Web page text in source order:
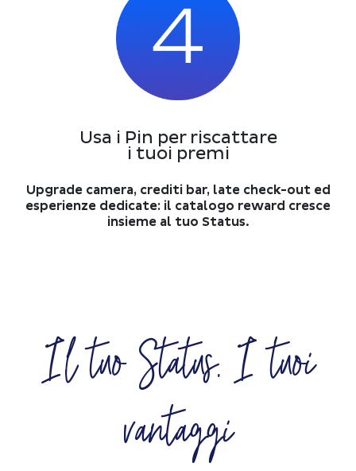
Usa i Pin per riscattare
i tuoi premi
Upgrade camera, crediti bar, late check-out ed
esperienze dedicate: il catalogo reward cresce
insieme al tuo Status.
Il tuo Status. I tuoi
vantaggi